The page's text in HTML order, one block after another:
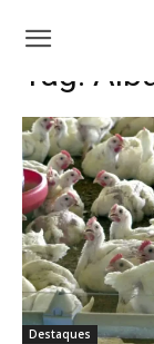
Tags
Tag:
Destaques